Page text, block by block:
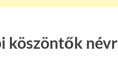
köszöntők